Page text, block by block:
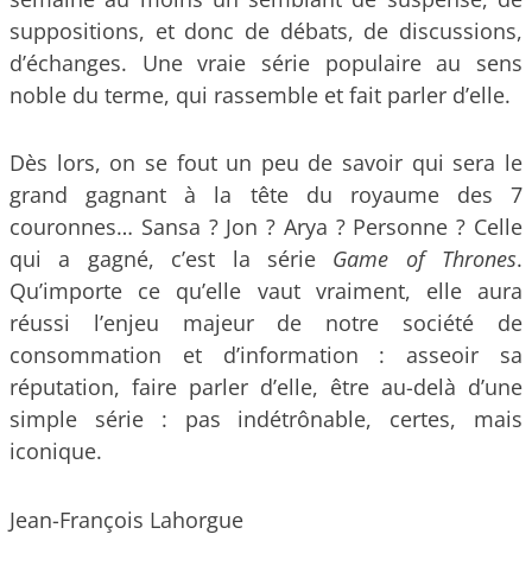
suppositions, et donc de débats, de discussions,
d’échanges. Une vraie série populaire au sens
noble du terme, qui rassemble et fait parler d’elle.
Dès lors, on se fout un peu de savoir qui sera le
grand gagnant à la tête du royaume des 7
couronnes… Sansa ? Jon ? Arya ? Personne ? Celle
qui a gagné, c’est la série Game of Thrones.
Qu’importe ce qu’elle vaut vraiment, elle aura
réussi l’enjeu majeur de notre société de
consommation et d’information : asseoir sa
réputation, faire parler d’elle, être au-delà d’une
simple série : pas indétrônable, certes, mais
iconique.
Jean-François Lahorgue